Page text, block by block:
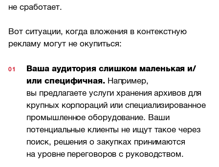
не сработает.
Вот ситуации, когда вложения в контекстную
рекламу могут не окупиться:
Ваша аудитория слишком маленькая и/
или специфичная.Например,
вы предлагаете услуги хранения архивов для
крупных корпораций или специализированное
промышленное оборудование. Ваши
потенциальные клиенты не ищут такое через
поиск, решения о закупках принимаются
на уровне переговоров с руководством.